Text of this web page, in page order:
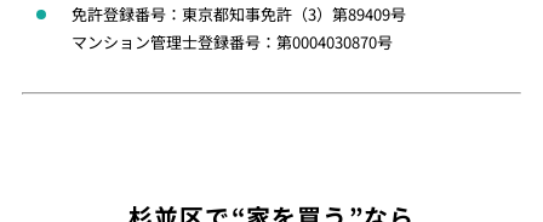
免許登録番号：東京都知事免許（3）第89409号
マンション管理士登録番号：第0004030870号